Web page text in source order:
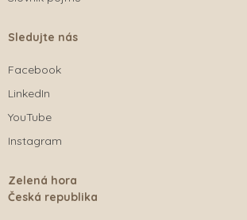
Sledujte nás
Facebook
LinkedIn
YouTube
Instagram
Zelená hora
Česká republika